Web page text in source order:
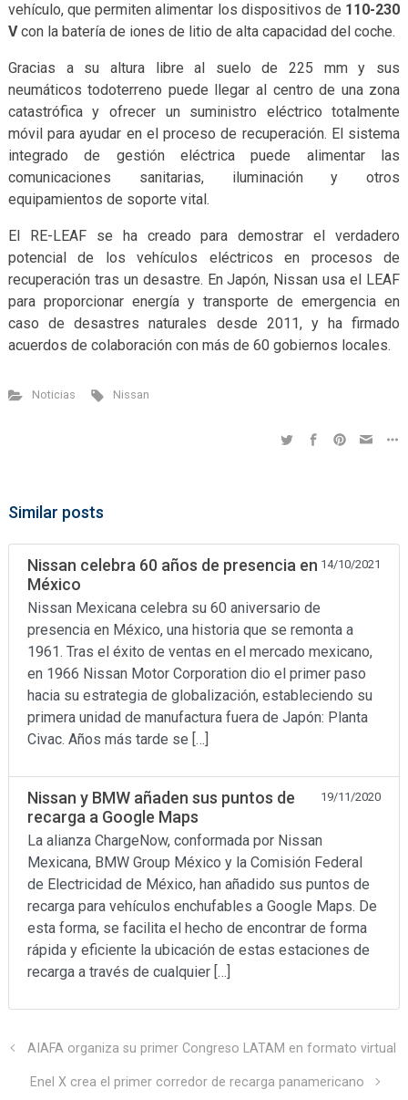
vehículo, que permiten alimentar los dispositivos de 110-230
Vcon la batería de iones de litio de alta capacidad del coche.
Gracias a su altura libre al suelo de 225 mm y sus
neumáticos todoterreno puede llegar al centro de una zona
catastrófica y ofrecer un suministro eléctrico totalmente
móvil para ayudar en el proceso de recuperación. El sistema
integrado de gestión eléctrica puede alimentar las
comunicaciones sanitarias, iluminación y otros
equipamientos de soporte vital.
El RE-LEAF se ha creado para demostrar el verdadero
potencial de los vehículos eléctricos en procesos de
recuperación tras un desastre. En Japón, Nissan usa el LEAF
para proporcionar energía y transporte de emergencia en
caso de desastres naturales desde 2011, y ha firmado
acuerdos de colaboración con más de 60 gobiernos locales.
Noticias Nissan
Similar posts
Nissan celebra 60 años de presencia en
México
14/10/2021
Nissan Mexicana celebra su 60 aniversario de
presencia en México, una historia que se remonta a
1961. Tras el éxito de ventas en el mercado mexicano,
en 1966 Nissan Motor Corporation dio el primer paso
hacia su estrategia de globalización, estableciendo su
primera unidad de manufactura fuera de Japón: Planta
Civac. Años más tarde se […]
Nissan y BMW añaden sus puntos de
recarga a Google Maps
19/11/2020
La alianza ChargeNow, conformada por Nissan
Mexicana, BMW Group México y la Comisión Federal
de Electricidad de México, han añadido sus puntos de
recarga para vehículos enchufables a Google Maps. De
esta forma, se facilita el hecho de encontrar de forma
rápida y eficiente la ubicación de estas estaciones de
recarga a través de cualquier […]
AIAFA organiza su primer Congreso LATAM en formato virtual
Enel X crea el primer corredor de recarga panamericano